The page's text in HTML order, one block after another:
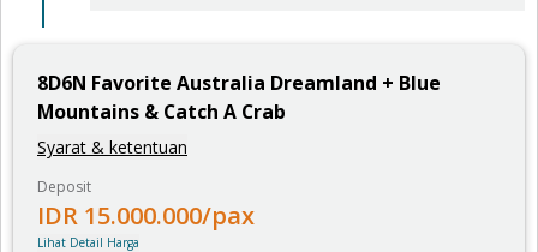
8D6N Favorite Australia Dreamland + Blue
Mountains & Catch A Crab
Syarat & ketentuan
Deposit
IDR 15.000.000/pax
Lihat Detail Harga